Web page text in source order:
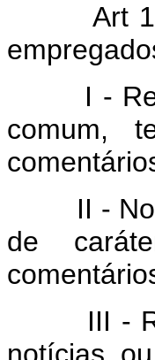
Art 11.
I -
comum,
II -
de
III -